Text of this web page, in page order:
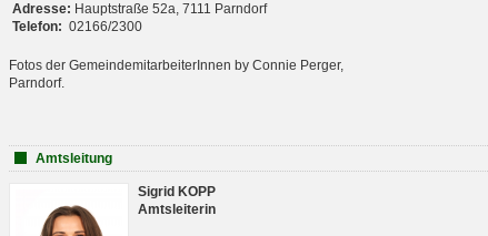
Adresse: Hauptstraße 52a, 7111 Parndorf
Telefon: 02166/2300
Fotos der GemeindemitarbeiterInnen by Connie Perger,
Parndorf.
Amtsleitung
Sigrid KOPP
Amtsleiterin